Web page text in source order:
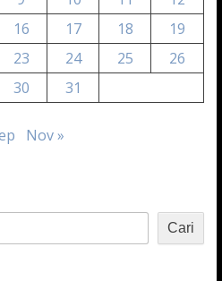
16 17 18
19
23 24 25
26
30 31
Nov »
Cari